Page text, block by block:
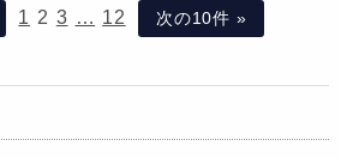
1 2 3 … 12 次の10件 »